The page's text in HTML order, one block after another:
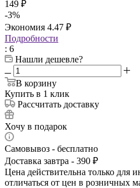
149 ₽
-3%
Экономия 4.47 ₽
Подробности
: 6
Нашли дешевле?
В корзину
Купить в 1 клик
Рассчитать доставку
Хочу в подарок
Самовывоз - бесплатно
Доставка завтра - 390 ₽
Цена действительна только для
отличаться от цен в розничных